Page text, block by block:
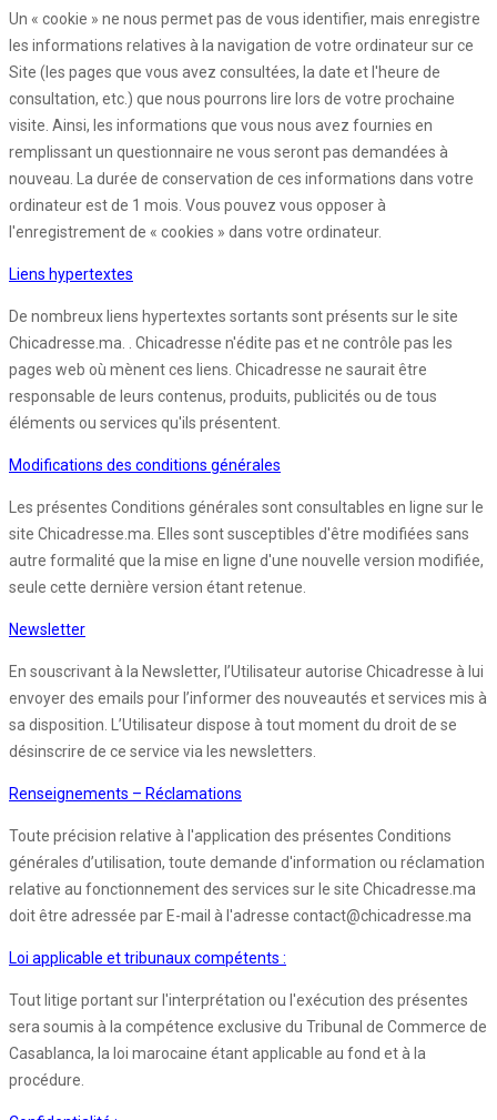
Un « cookie » ne nous permet pas de vous identifier, mais enregistre
les informations relatives à la navigation de votre ordinateur sur ce
Site (les pages que vous avez consultées, la date et l'heure de
consultation, etc.) que nous pourrons lire lors de votre prochaine
visite. Ainsi, les informations que vous nous avez fournies en
remplissant un questionnaire ne vous seront pas demandées à
nouveau. La durée de conservation de ces informations dans votre
ordinateur est de 1 mois. Vous pouvez vous opposer à
l'enregistrement de « cookies » dans votre ordinateur.
Liens hypertextes
De nombreux liens hypertextes sortants sont présents sur le site
Chicadresse.ma. . Chicadresse n'édite pas et ne contrôle pas les
pages web où mènent ces liens. Chicadresse ne saurait être
responsable de leurs contenus, produits, publicités ou de tous
éléments ou services qu'ils présentent.
Modifications des conditions générales
Les présentes Conditions générales sont consultables en ligne sur le
site Chicadresse.ma. Elles sont susceptibles d'être modifiées sans
autre formalité que la mise en ligne d'une nouvelle version modifiée,
seule cette dernière version étant retenue.
Newsletter
En souscrivant à la Newsletter, l’Utilisateur autorise Chicadresse à lui
envoyer des emails pour l’informer des nouveautés et services mis à
sa disposition. L’Utilisateur dispose à tout moment du droit de se
désinscrire de ce service via les newsletters.
Renseignements – Réclamations
Toute précision relative à l'application des présentes Conditions
générales d’utilisation, toute demande d'information ou réclamation
relative au fonctionnement des services sur le site Chicadresse.ma
doit être adressée par E-mail à l'adresse contact@chicadresse.ma
Loi applicable et tribunaux compétents :
Tout litige portant sur l'interprétation ou l'exécution des présentes
sera soumis à la compétence exclusive du Tribunal de Commerce de
Casablanca, la loi marocaine étant applicable au fond et à la
procédure.